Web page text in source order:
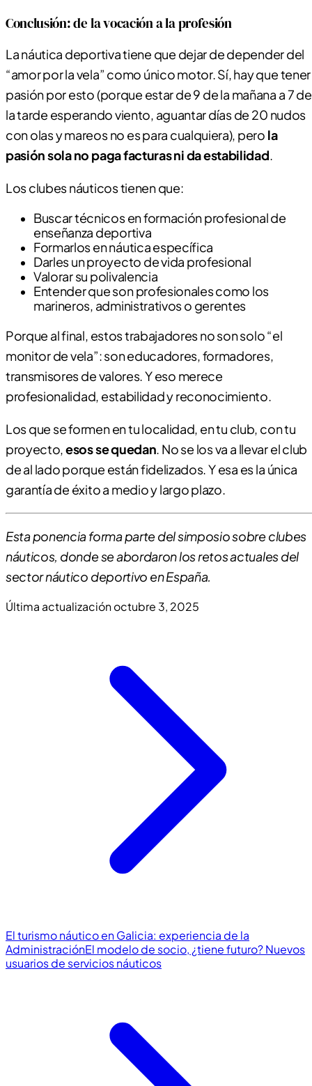
Conclusión: de la vocación a la profesión
La náutica deportiva tiene que dejar de depender del
“amor por la vela” como único motor. Sí, hay que tener
pasión por esto (porque estar de 9 de la mañana a 7 de
la tarde esperando viento, aguantar días de 20 nudos
con olas y mareos no es para cualquiera), pero la
pasión sola no paga facturas ni da estabilidad.
Los clubes náuticos tienen que:
Buscar técnicos en formación profesional de
enseñanza deportiva
Formarlos en náutica específica
Darles un proyecto de vida profesional
Valorar su polivalencia
Entender que son profesionales como los
marineros, administrativos o gerentes
Porque al final, estos trabajadores no son solo “el
monitor de vela”: son educadores, formadores,
transmisores de valores. Y eso merece
profesionalidad, estabilidad y reconocimiento.
Los que se formen en tu localidad, en tu club, con tu
proyecto,esos se quedan. No se los va a llevar el club
de al lado porque están fidelizados. Y esa es la única
garantía de éxito a medio y largo plazo.
Esta ponencia forma parte del simposio sobre clubes
náuticos, donde se abordaron los retos actuales del
sector náutico deportivo en España.
Última actualización octubre 3, 2025
El turismo náutico en Galicia: experiencia de la
AdministraciónEl modelo de socio, ¿tiene futuro? Nuevos
usuarios de servicios náuticos